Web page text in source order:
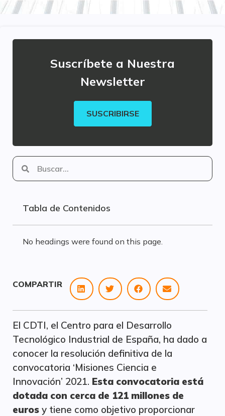
COMPARTIR
El CDTI, el Centro para el Desarrollo
Tecnológico Industrial de España, ha dado a
conocer la resolución definitiva de la
convocatoria ‘Misiones Ciencia e
Innovación’ 2021. Esta convocatoria está
dotada con cerca de 121 millones de
euros y tiene como objetivo proporcionar
Suscríbete a Nuestra
Newsletter
SUSCRIBIRSE
Tabla de Contenidos
No headings were found on this page.